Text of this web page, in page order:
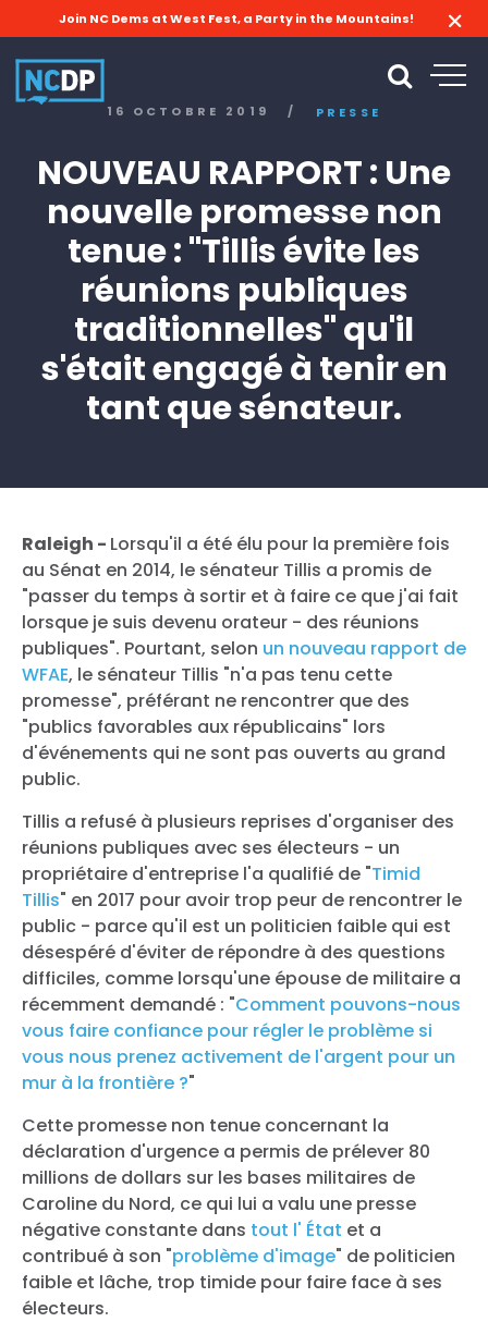
Join NC Dems at West Fest, a Party in the Mountains!
16 OCTOBRE 2019 / PRESSE
NOUVEAU RAPPORT : Une
nouvelle promesse non
tenue : "Tillis évite les
réunions publiques
traditionnelles" qu'il
s'était engagé à tenir en
tant que sénateur.
Raleigh - Lorsqu'il a été élu pour la première fois
au Sénat en 2014, le sénateur Tillis a promis de
"passer du temps à sortir et à faire ce que j'ai fait
lorsque je suis devenu orateur - des réunions
publiques". Pourtant, selon un nouveau rapport de
WFAE, le sénateur Tillis "n'a pas tenu cette
promesse", préférant ne rencontrer que des
"publics favorables aux républicains" lors
d'événements qui ne sont pas ouverts au grand
public.
Tillis a refusé à plusieurs reprises d'organiser des
réunions publiques avec ses électeurs - un
propriétaire d'entreprise l'a qualifié de "Timid
Tillis" en 2017 pour avoir trop peur de rencontrer le
public - parce qu'il est un politicien faible qui est
désespéré d'éviter de répondre à des questions
difficiles, comme lorsqu'une épouse de militaire a
récemment demandé : "Comment pouvons-nous
vous faire confiance pour régler le problème si
vous nous prenez activement de l'argent pour un
mur à la frontière ?"
Cette promesse non tenue concernant la
déclaration d'urgence a permis de prélever 80
millions de dollars sur les bases militaires de
Caroline du Nord, ce qui lui a valu une presse
négative constante dans tout l' État et a
contribué à son "problème d'image" de politicien
faible et lâche, trop timide pour faire face à ses
électeurs.